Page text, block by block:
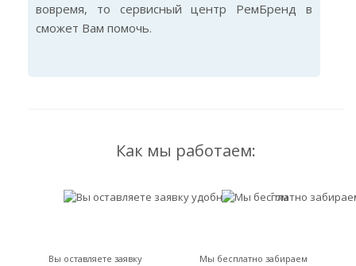
вовремя, то сервисный центр РемБренд в
сможет Вам помочь.
Как мы работаем:
Вы оставляете заявку
Мы бесплатно забираем